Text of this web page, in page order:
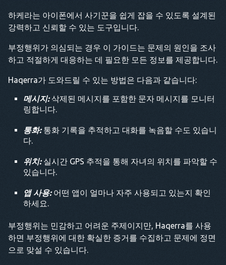
하케라는 아이폰에서 사기꾼을 쉽게 잡을 수 있도록 설계된
강력하고 신뢰할 수 있는 도구입니다.
부정행위가 의심되는 경우 이 가이드는 문제의 원인을 조사
하고 적절하게 대응하는 데 필요한 모든 정보를 제공합니다.
Haqerra가 도와드릴 수 있는 방법은 다음과 같습니다:
메시지:삭제된 메시지를 포함한 문자 메시지를 모니터
링합니다.
통화:통화 기록을 추적하고 대화를 녹음할 수도 있습니
다.
위치:실시간 GPS 추적을 통해 자녀의 위치를 파악할 수
있습니다.
앱 사용:어떤 앱이 얼마나 자주 사용되고 있는지 확인
하세요.
부정행위는 민감하고 어려운 주제이지만, Haqerra를 사용
하면 부정행위에 대한 확실한 증거를 수집하고 문제에 정면
으로 맞설 수 있습니다.